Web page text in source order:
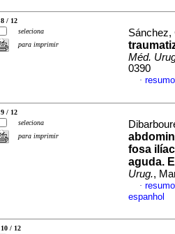
8 / 12
seleciona
para imprimir
Méd.
0390
·
9 / 12
seleciona
para imprimir
fosa
aguda.
Urug.,
·
espanhol
10 / 12